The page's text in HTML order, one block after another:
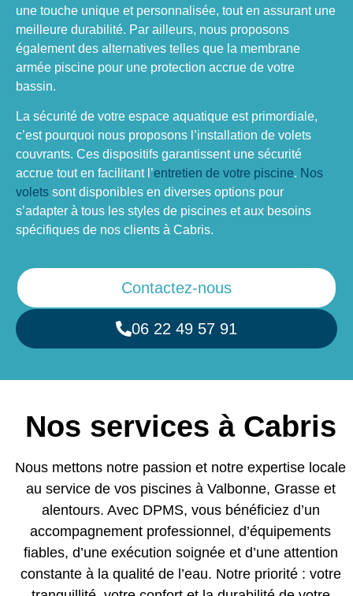
une touche unique et personnalisée, tout en assurant une
meilleure durabilité. Par ailleurs, nous proposons
également des alternatives telles que la membrane
armée piscine pour une protection accrue de votre
bassin.
La sécurité de votre espace aquatique est primordiale,
c’est pourquoi nous proposons l’installation de volets
couvrants. Ces dispositifs garantissent une sécurité
accrue tout en facilitant l’entretien de votre piscine. Nos
volets sont disponibles en diverses options pour
s’adapter à tous les styles de piscines et aux besoins
spécifiques de nos clients à Cabris.
Contactez-nous
06 22 49 57 91
Nos services à Cabris
Nous mettons notre passion et notre expertise locale
au service de vos piscines à Valbonne, Grasse et
alentours. Avec DPMS, vous bénéficiez d’un
accompagnement professionnel, d’équipements
fiables, d’une exécution soignée et d’une attention
constante à la qualité de l’eau. Notre priorité : votre